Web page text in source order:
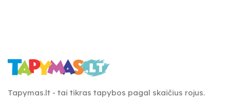
Tapymas.lt - tai tikras tapybos pagal skaičius rojus.